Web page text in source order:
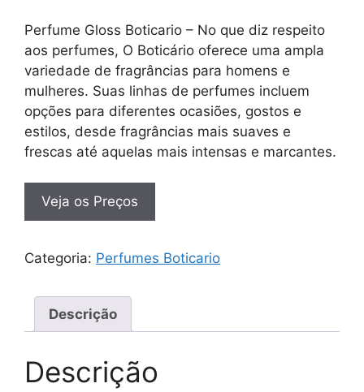
Perfume Gloss Boticario – No que diz respeito
aos perfumes, O Boticário oferece uma ampla
variedade de fragrâncias para homens e
mulheres. Suas linhas de perfumes incluem
opções para diferentes ocasiões, gostos e
estilos, desde fragrâncias mais suaves e
frescas até aquelas mais intensas e marcantes.
Veja os Preços
Categoria: Perfumes Boticario
Descrição
Descrição